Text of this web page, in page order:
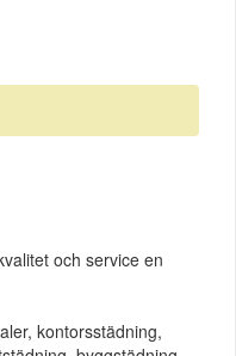
och service en
kontorsstädning,